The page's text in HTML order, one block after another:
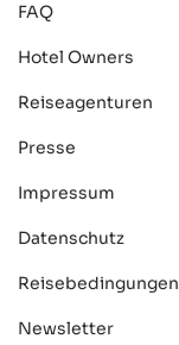
FAQ
Hotel Owners
Reiseagenturen
Presse
Impressum
Datenschutz
Reisebedingungen
Newsletter